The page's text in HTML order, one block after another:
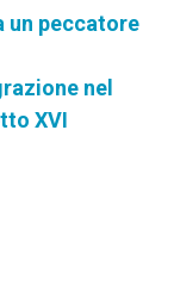
un peccatore
nel
XVI